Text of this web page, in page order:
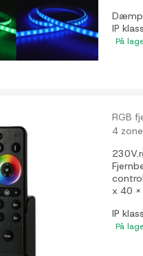
IP
På
RGB
4
x 40
IP
På